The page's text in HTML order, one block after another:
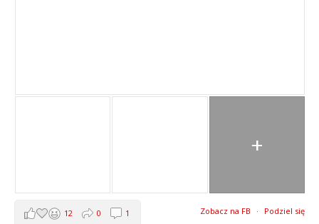
+
Zobacz na FB · Podziel się
12 0 1